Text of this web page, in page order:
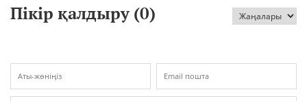
Пікір қалдыру (0)